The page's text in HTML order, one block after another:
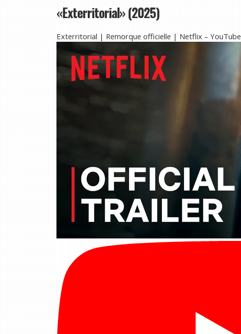
«Exterritorial» (2025)
Exterritorial | Remorque officielle | Netflix – YouTube